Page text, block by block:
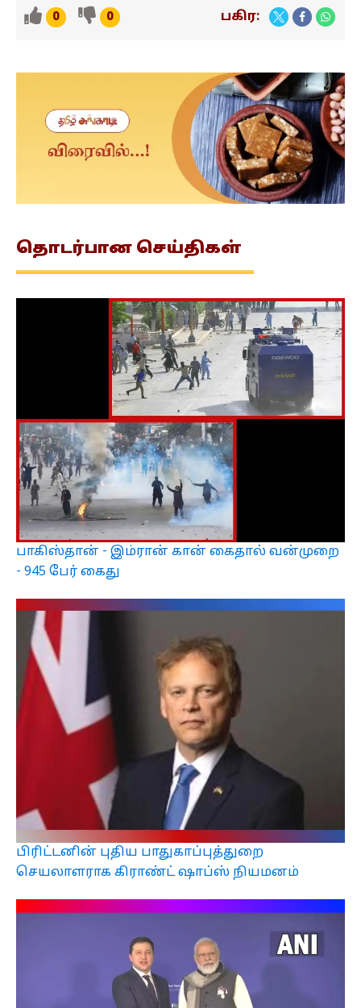
0 0 பகிர:
தொடர்பான செய்திகள்
பாகிஸ்தான் - இம்ரான் கான் கைதால் வன்முறை
- 945 பேர் கைது
பிரிட்டனின் புதிய பாதுகாப்புத்துறை
செயலாளராக கிராண்ட் ஷாப்ஸ் நியமனம்